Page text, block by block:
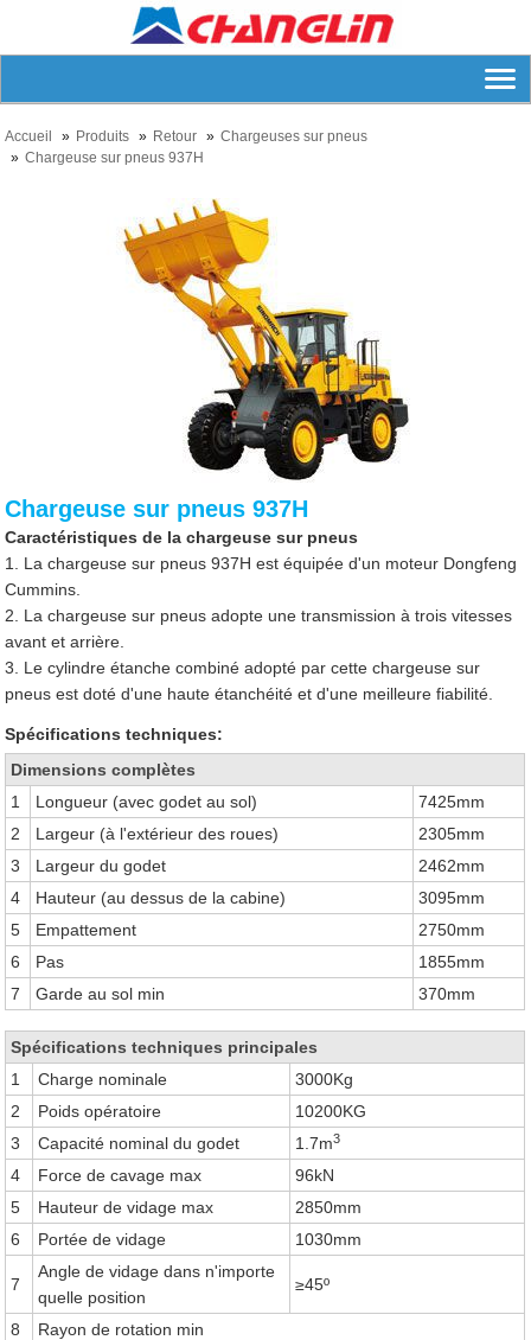
Accueil Produits Retour
Chargeuses sur pneus
Chargeuse sur pneus 937H
Chargeuse sur pneus 937H
Caractéristiques de la chargeuse sur pneus
1. La chargeuse sur pneus 937H est équipée d'un moteur Dongfeng
Cummins.
2. La chargeuse sur pneus adopte une transmission à trois vitesses
avant et arrière.
3. Le cylindre étanche combiné adopté par cette chargeuse sur
pneus est doté d'une haute étanchéité et d'une meilleure fiabilité.
Spécifications techniques:
Dimensions complètes
1
Longueur (avec godet au sol)
7425mm
2
Largeur (à l'extérieur des roues)
2305mm
3
Largeur du godet
2462mm
4
Hauteur (au dessus de la cabine)
3095mm
5
Empattement
2750mm
6
Pas
1855mm
7
Garde au sol min 370mm
Spécifications techniques principales
1
Charge nominale
3000Kg
2
Poids opératoire
10200KG
3
Capacité nominal du godet 1.7m3
4 Force de cavage max
96kN
5
Hauteur de vidage max
2850mm
6
Portée de vidage 1030mm
7
Angle de vidage dans n'importe
quelle position
≥45º
8
Rayon de rotation min